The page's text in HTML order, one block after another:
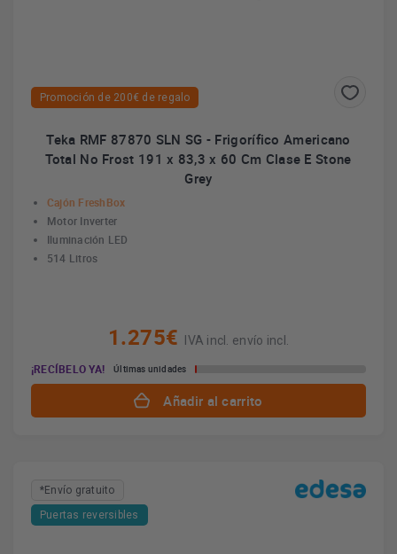
Promoción de 200€ de regalo
Teka RMF 87870 SLN SG - Frigorífico Americano
Total No Frost 191 x 83,3 x 60 Cm Clase E Stone
Grey
Cajón FreshBox
Motor Inverter
Iluminación LED
514 Litros
1.275€
IVA incl. envío incl.
¡RECÍBELO YA!
Últimas unidades
Añadir al carrito
*Envío gratuito
Puertas reversibles